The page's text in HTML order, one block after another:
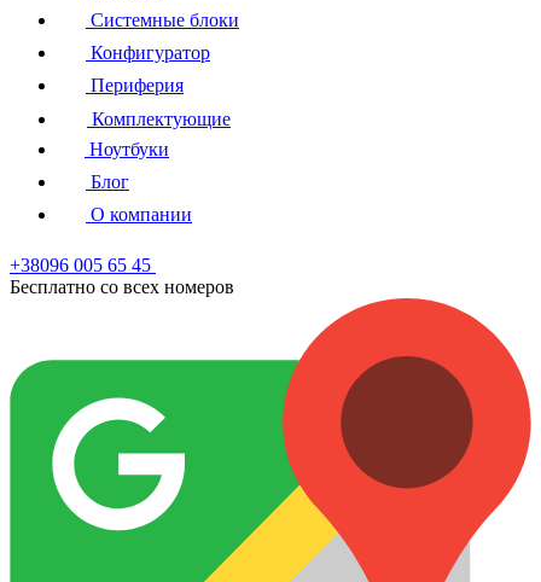
Системные блоки
Конфигуратор
Периферия
Комплектующие
Ноутбуки
Блог
О компании
+38096 005 65 45
Бесплатно со всех номеров